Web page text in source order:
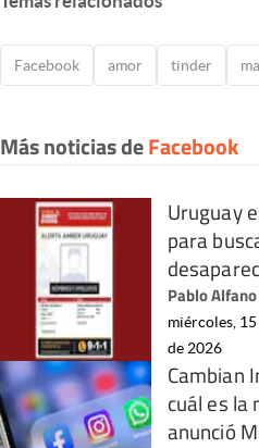
Facebook amor tinder
Más noticias deFacebook
Uruguay
para
Pablo Alfano
miércoles,
de 2026
Cambian
cuál es la
anunció